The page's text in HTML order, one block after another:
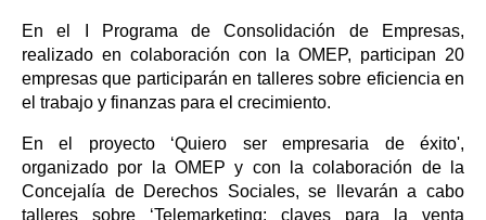
En el I Programa de Consolidación de Empresas,
realizado en colaboración con la OMEP, participan 20
empresas que participarán en talleres sobre eficiencia en
el trabajo y finanzas para el crecimiento.
En el proyecto ‘Quiero ser empresaria de éxito',
organizado por la OMEP y con la colaboración de la
Concejalía de Derechos Sociales, se llevarán a cabo
talleres sobre ‘Telemarketing: claves para la venta